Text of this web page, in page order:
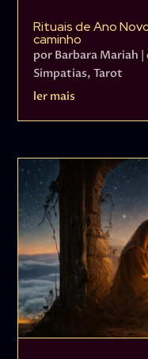
Rituais de Ano
caminho
por Barbara Mariah |
Simpatias,Tarot
ler mais